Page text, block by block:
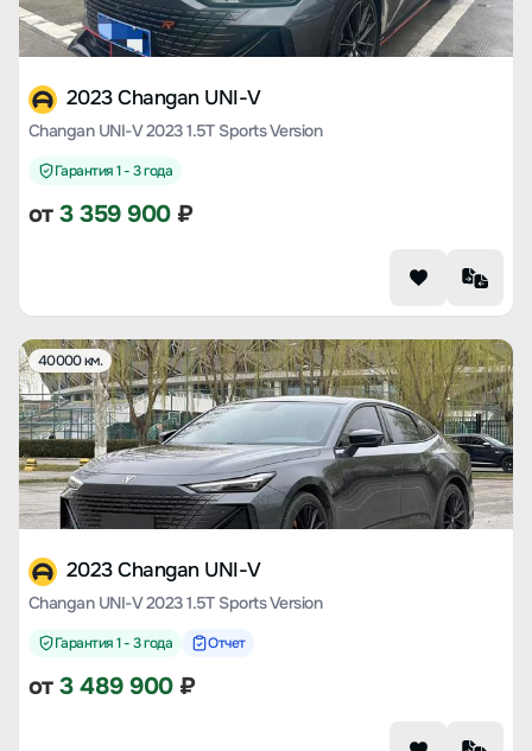
2023 Changan UNI-V
Changan UNI-V 2023 1.5T Sports Version
Гарантия 1 - 3 года
от3 359 900₽
40000 км.
2023 Changan UNI-V
Changan UNI-V 2023 1.5T Sports Version
Гарантия 1 - 3 года Отчет
от3 489 900₽